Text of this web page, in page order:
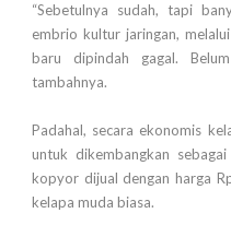
“Sebetulnya sudah, tapi
embrio kultur jaringan,
baru dipindah gagal.
tambahnya.
Padahal, secara ekonomis
untuk dikembangkan
kopyor dijual dengan harga
kelapa muda biasa.